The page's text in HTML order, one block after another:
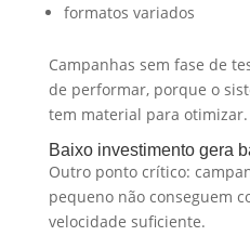
formatos variados
Campanhas sem fase de
de performar, porque o
tem material para otimizar.
Baixo investimento gera
Outro ponto crítico:
pequeno não conseguem
velocidade suficiente.